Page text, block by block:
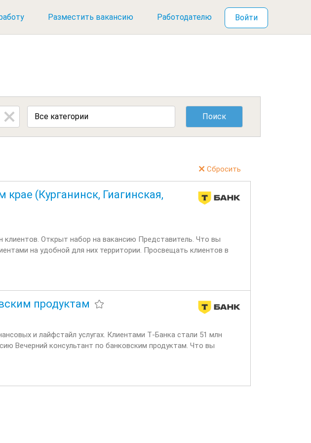
Разместить вакансию Работодателю Войти
Все категории
Сбросить
(Курганинск, Гиагинская,
Открыт набор на вакансию Представитель. Что вы
на удобной для них территории. Просвещать клиентов в
продуктам
и лайфстайл услугах. Клиентами Т‑Банка стали 51 млн
Вечерний консультант по банковским продуктам. Что вы